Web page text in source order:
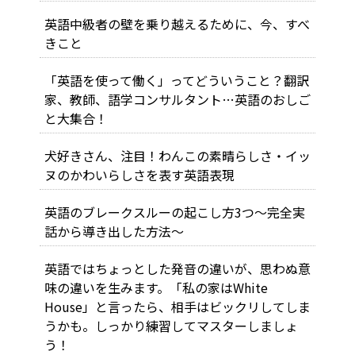
英語中級者の壁を乗り越えるために、今、すべ
きこと
「英語を使って働く」ってどういうこと？翻訳
家、教師、語学コンサルタント…英語のおしご
と大集合！
犬好きさん、注目！わんこの素晴らしさ・イッ
ヌのかわいらしさを表す英語表現
英語のブレークスルーの起こし方3つ～完全実
話から導き出した方法～
英語ではちょっとした発音の違いが、思わぬ意
味の違いを生みます。「私の家はWhite
House」と言ったら、相手はビックリしてしま
うかも。しっかり練習してマスターしましょ
う！